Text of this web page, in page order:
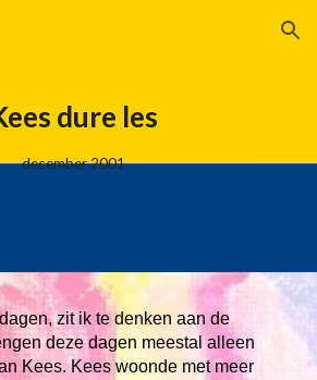
Skip to navigation
dure les
december2001
zit ik te denken aan de
deze dagen meestal alleen
Kees. Kees woonde met meer